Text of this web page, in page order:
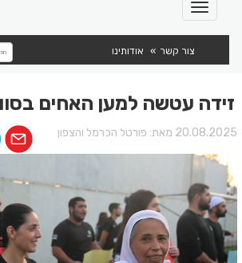
צור קשר אודותינו
זידה עטשה למען האחים
מאת: פורטל הכרמל והצפון